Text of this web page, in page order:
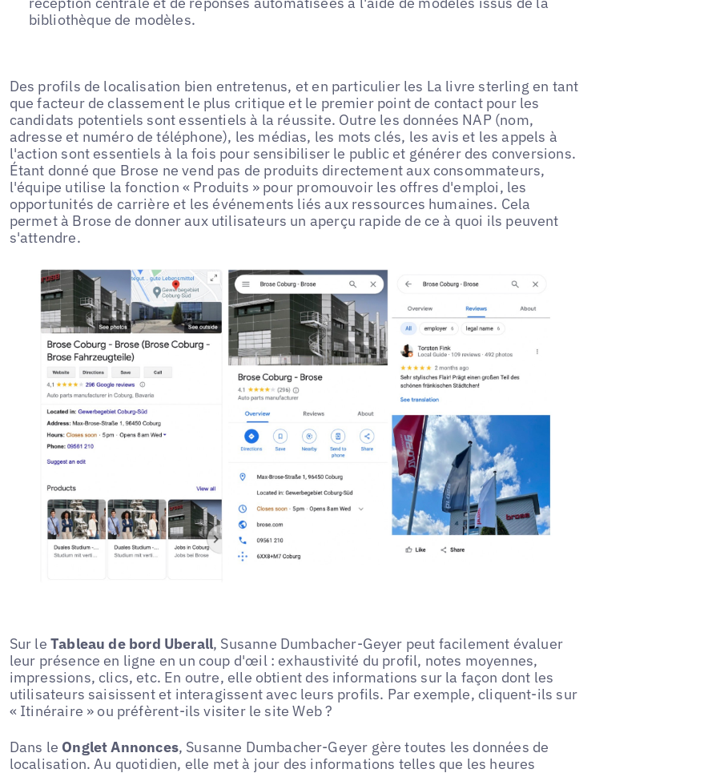
bibliothèque de modèles.
Des profils de localisation bien entretenus, et en particulier les La livre sterling en tant
que facteur de classement le plus critique et le premier point de contact pour les
candidats potentiels sont essentiels à la réussite. Outre les données NAP (nom,
adresse et numéro de téléphone), les médias, les mots clés, les avis et les appels à
l'action sont essentiels à la fois pour sensibiliser le public et générer des conversions.
Étant donné que Brose ne vend pas de produits directement aux consommateurs,
l'équipe utilise la fonction « Produits » pour promouvoir les offres d'emploi, les
opportunités de carrière et les événements liés aux ressources humaines. Cela
permet à Brose de donner aux utilisateurs un aperçu rapide de ce à quoi ils peuvent
s'attendre.
Sur le Tableau de bord Uberall, Susanne Dumbacher-Geyer peut facilement évaluer
leur présence en ligne en un coup d'œil : exhaustivité du profil, notes moyennes,
impressions, clics, etc. En outre, elle obtient des informations sur la façon dont les
utilisateurs saisissent et interagissent avec leurs profils. Par exemple, cliquent-ils sur
« Itinéraire » ou préfèrent-ils visiter le site Web ?
Dans le Onglet Annonces, Susanne Dumbacher-Geyer gère toutes les données de
localisation. Au quotidien, elle met à jour des informations telles que les heures